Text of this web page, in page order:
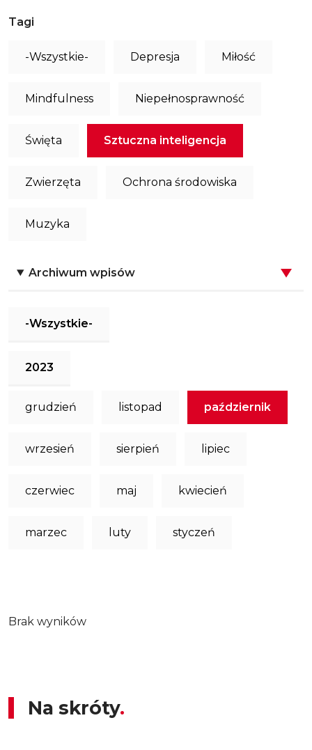
Tagi
-Wszystkie- Depresja Miłość
Mindfulness Niepełnosprawność
Święta Sztuczna inteligencja
Zwierzęta Ochrona środowiska
Muzyka
Archiwum wpisów
-Wszystkie-
2023
grudzień listopad październik
wrzesień sierpień lipiec
czerwiec maj kwiecień
marzec luty styczeń
Brak wyników
Na skróty